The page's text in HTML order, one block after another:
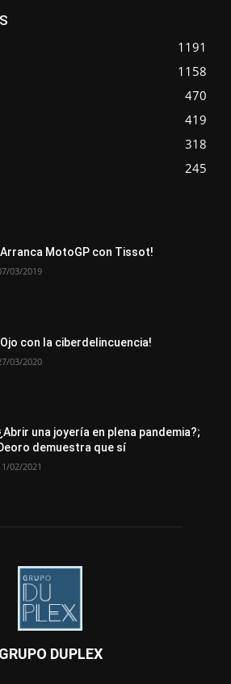
1191
1158
470
419
318
245
Premios Secciones
MotoGP con Tissot!
03/2019
con la ciberdelincuencia!
03/2020
una joyería en plena pandemia?;
demuestra que sí
02/2021
GRUPO DUPLEX